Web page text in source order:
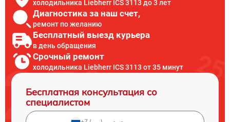
холодильника Liebherr ICS 3113 до 3 лет
Диагностика за наш счет,
ремонт по желанию
Бесплатный выезд курьера
в день обращения
Срочный ремонт
холодильника Liebherr ICS 3113 от 35 минут
Бесплатная консультация со
специалистом